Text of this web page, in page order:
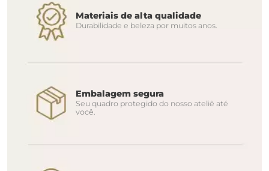
Materiais de alta qualidade
Durabilidade e beleza por muitos anos.
Embalagem segura
Seu quadro protegido do nosso ateliê até
você.